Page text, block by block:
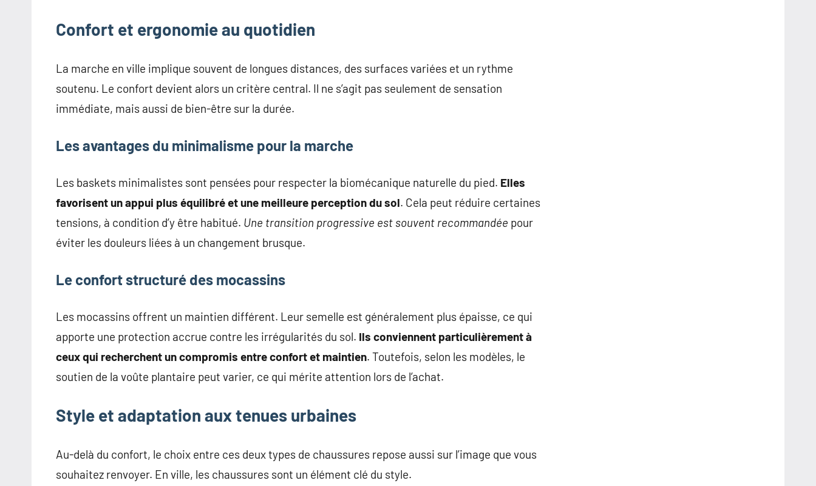
Confort et ergonomie au quotidien
La marche en ville implique souvent de longues distances, des surfaces variées et un rythme
soutenu. Le confort devient alors un critère central. Il ne s’agit pas seulement de sensation
immédiate, mais aussi de bien-être sur la durée.
Les avantages du minimalisme pour la marche
Les baskets minimalistes sont pensées pour respecter la biomécanique naturelle du pied. Elles
favorisent un appui plus équilibré et une meilleure perception du sol. Cela peut réduire certaines
tensions, à condition d’y être habitué. Une transition progressive est souvent recommandée pour
éviter les douleurs liées à un changement brusque.
Le confort structuré des mocassins
Les mocassins offrent un maintien différent. Leur semelle est généralement plus épaisse, ce qui
apporte une protection accrue contre les irrégularités du sol. Ils conviennent particulièrement à
ceux qui recherchent un compromis entre confort et maintien. Toutefois, selon les modèles, le
soutien de la voûte plantaire peut varier, ce qui mérite attention lors de l’achat.
Style et adaptation aux tenues urbaines
Au-delà du confort, le choix entre ces deux types de chaussures repose aussi sur l’image que vous
souhaitez renvoyer. En ville, les chaussures sont un élément clé du style.